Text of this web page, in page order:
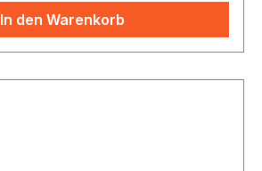
In den Warenkorb